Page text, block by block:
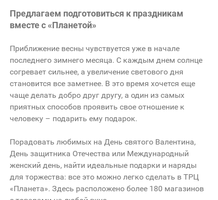
Предлагаем подготовиться к праздникам
вместе с «Планетой»
Приближение весны чувствуется уже в начале
последнего зимнего месяца. С каждым днем солнце
согревает сильнее, а увеличение светового дня
становится все заметнее. В это время хочется еще
чаще делать добро друг другу, а один из самых
приятных способов проявить свое отношение к
человеку – подарить ему подарок.
Порадовать любимых на День святого Валентина,
День защитника Отечества или Международный
женский день, найти идеальные подарки и наряды
для торжества: все это можно легко сделать в ТРЦ
«Планета». Здесь расположено более 180 магазинов